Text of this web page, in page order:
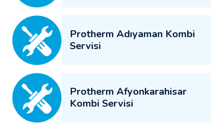
Protherm Adıyaman Kombi
Servisi
Protherm Afyonkarahisar
Kombi Servisi